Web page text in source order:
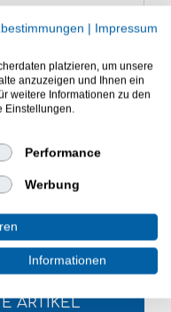
für einen sehr
geeignet
Anzahl je
Cirklehaken sind
auf
ARTIKEL
| Impressum
platzieren, um unsere
anzuzeigen und Ihnen ein
weitere Informationen zu den
Einstellungen.
Performance
Werbung
Informationen